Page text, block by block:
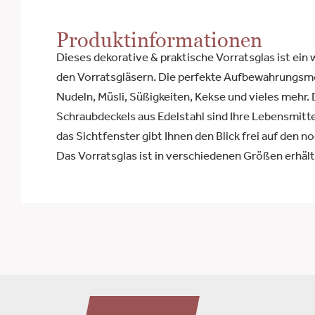
Produktinformationen
Dieses dekorative & praktische Vorratsglas ist ein
den Vorratsgläsern. Die perfekte
Nudeln, Müsli, Süßigkeiten, Kekse und vieles mehr.
Schraubdeckels aus Edelstahl sind Ihre
das Sichtfenster gibt Ihnen den Blick frei auf den
Das Vorratsglas ist in verschiedenen Größen